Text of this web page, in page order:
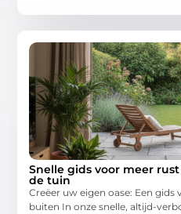
Snelle gids voor meer
de tuin
Creëer uw eigen oase: Een
buiten In onze snelle, altijd-